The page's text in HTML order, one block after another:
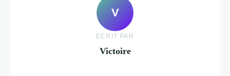
V
ECRIT PAR
Victoire